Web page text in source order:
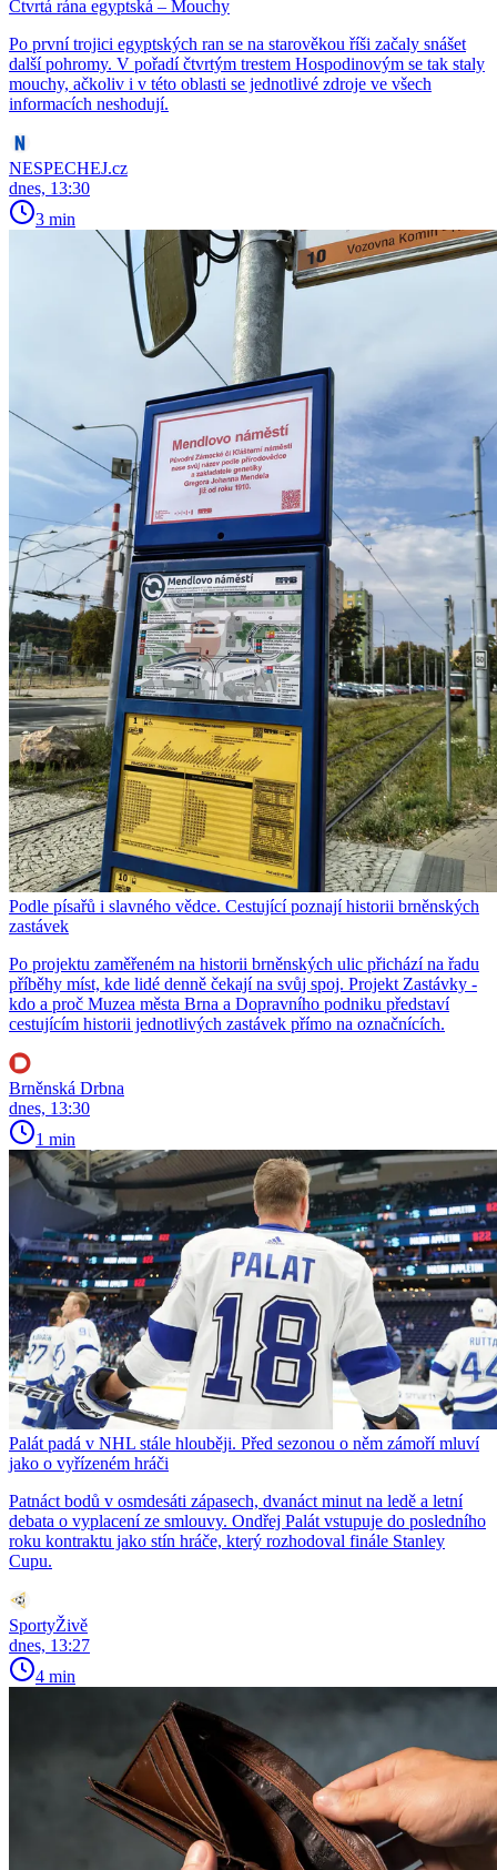
Čtvrtá rána egyptská – Mouchy
Po první trojici egyptských ran se na starověkou říši začaly snášet
další pohromy. V pořadí čtvrtým trestem Hospodinovým se tak staly
mouchy, ačkoliv i v této oblasti se jednotlivé zdroje ve všech
informacích neshodují.
NESPECHEJ.cz
dnes, 13:30
3 min
Podle písařů i slavného vědce. Cestující poznají historii brněnských
zastávek
Po projektu zaměřeném na historii brněnských ulic přichází na řadu
příběhy míst, kde lidé denně čekají na svůj spoj. Projekt Zastávky -
kdo a proč Muzea města Brna a Dopravního podniku představí
cestujícím historii jednotlivých zastávek přímo na označnících.
Brněnská Drbna
dnes, 13:30
1 min
Palát padá v NHL stále hlouběji. Před sezonou o něm zámoří mluví
jako o vyřízeném hráči
Patnáct bodů v osmdesáti zápasech, dvanáct minut na ledě a letní
debata o vyplacení ze smlouvy. Ondřej Palát vstupuje do posledního
roku kontraktu jako stín hráče, který rozhodoval finále Stanley
Cupu.
SportyŽivě
dnes, 13:27
4 min